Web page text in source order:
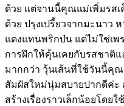
ด้วย แต่จานนี้คุณแม่เพิ่มรส
ด้วย ปรุงเปรี้ยวจากมะนาว
แดงแทนพริกป่น แต่ไม่ใช่เพ
การฝึกให้คุ้นเคยกับรสชาติ
มากกว่า วุ้นเส้นที่ใช้วันนี้คุ
สัมผัสใหม่นุ่มสบายปากดีค่
สร้างเรื่องราวเล็กน้อยโดย